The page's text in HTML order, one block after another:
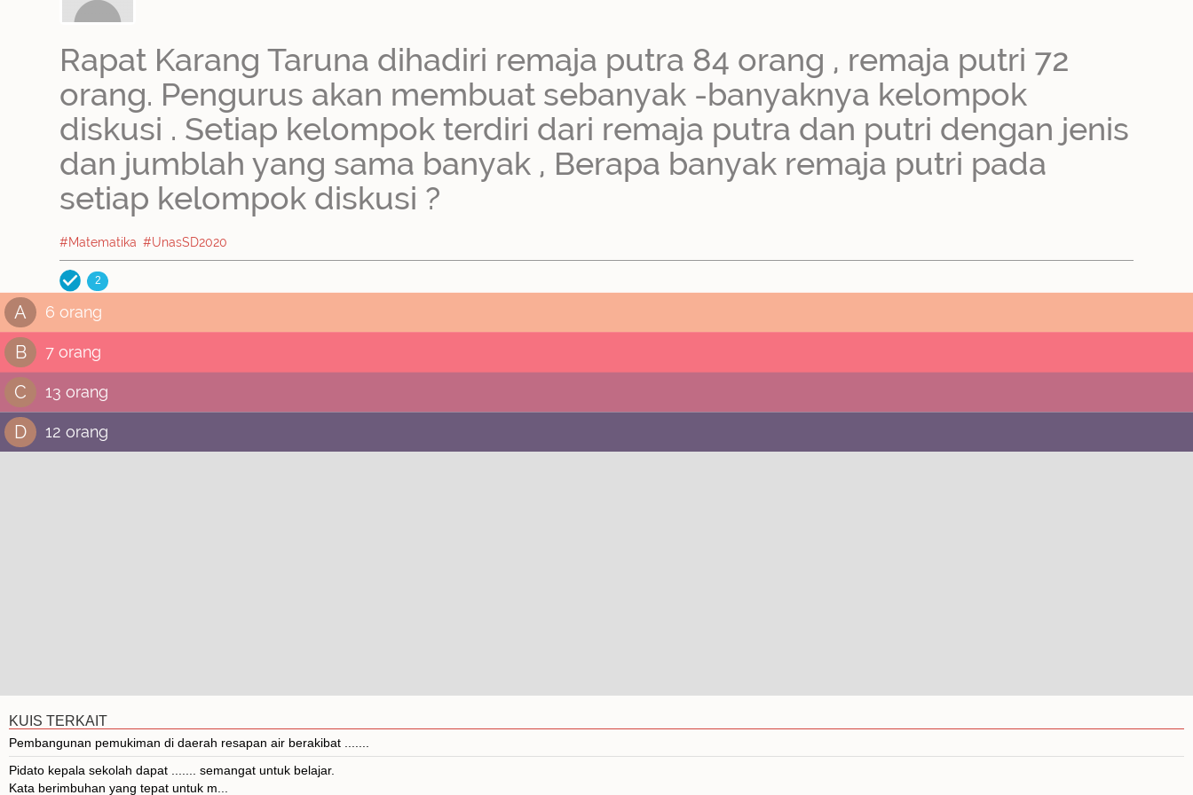
Rapat Karang Taruna dihadiri remaja putra 84 orang , remaja putri 72
orang. Pengurus akan membuat sebanyak -banyaknya kelompok
diskusi . Setiap kelompok terdiri dari remaja putra dan putri dengan jenis
dan jumblah yang sama banyak , Berapa banyak remaja putri pada
setiap kelompok diskusi ?
#Matematika #UnasSD2020
2
A 6 orang
B 7 orang
C 13 orang
D 12 orang
KUIS TERKAIT
Pembangunan pemukiman di daerah resapan air berakibat .......
Pidato kepala sekolah dapat ....... semangat untuk belajar.
Kata berimbuhan yang tepat untuk m...